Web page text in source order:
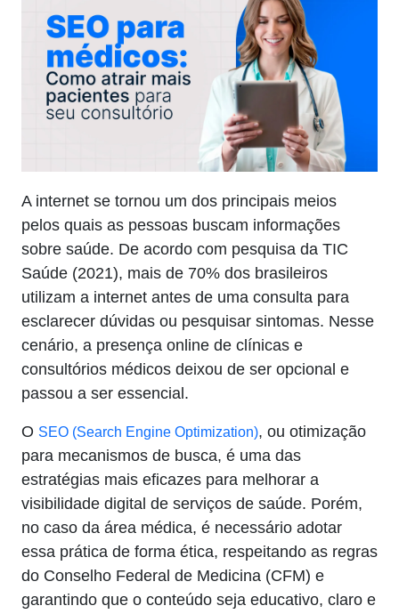
A internet se tornou um dos principais meios
pelos quais as pessoas buscam informações
sobre saúde. De acordo com pesquisa da TIC
Saúde (2021), mais de 70% dos brasileiros
utilizam a internet antes de uma consulta para
esclarecer dúvidas ou pesquisar sintomas. Nesse
cenário, a presença online de clínicas e
consultórios médicos deixou de ser opcional e
passou a ser essencial.
O SEO (Search Engine Optimization), ou otimização
para mecanismos de busca, é uma das
estratégias mais eficazes para melhorar a
visibilidade digital de serviços de saúde. Porém,
no caso da área médica, é necessário adotar
essa prática de forma ética, respeitando as regras
do Conselho Federal de Medicina (CFM) e
garantindo que o conteúdo seja educativo, claro e